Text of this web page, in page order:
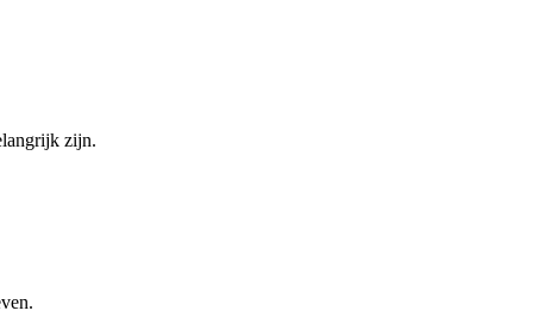
zijn.